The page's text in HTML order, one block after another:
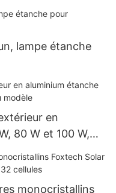
lampe étanche
en
80 W et 100 W,
monocristallins